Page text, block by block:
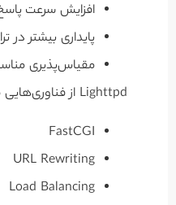
افزایش سرعت
پایداری بیشتر در
مقیاس‌پذیری
Lighttpd از فناوری‌هایی مانند:
FastCGI
URL Rewriting
Load Balancing